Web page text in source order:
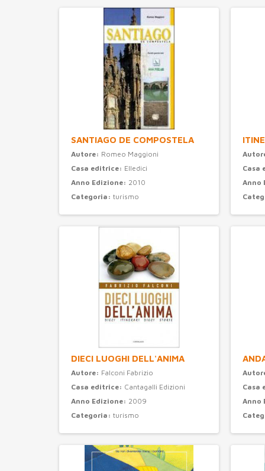
SANTIAGO DE COMPOSTELA
Autore: Romeo Maggioni
Casa editrice: Elledici
Anno Edizione: 2010
Categoria: turismo
Casa
Anno
DIECI LUOGHI DELL'ANIMA
Autore: Falconi Fabrizio
Casa editrice: Cantagalli Edizioni
Anno Edizione: 2009
Categoria: turismo
Casa
Anno